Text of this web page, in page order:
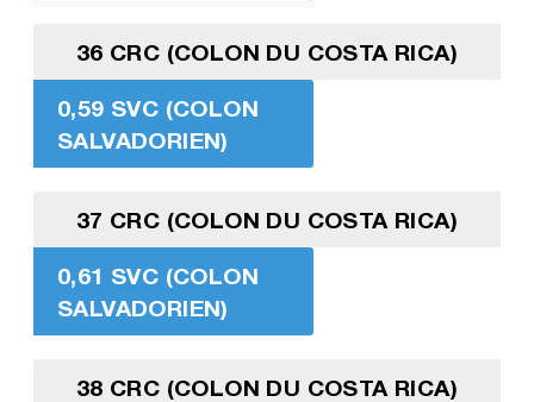
36 CRC (COLON DU COSTA RICA)
0,59 SVC (COLON
SALVADORIEN)
37 CRC (COLON DU COSTA RICA)
0,61 SVC (COLON
SALVADORIEN)
38 CRC (COLON DU COSTA RICA)